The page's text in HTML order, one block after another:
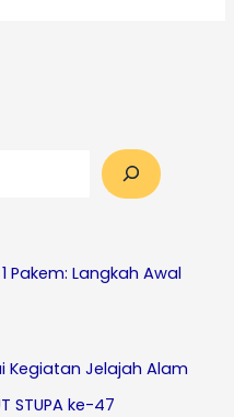
Pakem: Langkah Awal
Kegiatan Jelajah Alam
STUPA ke-47